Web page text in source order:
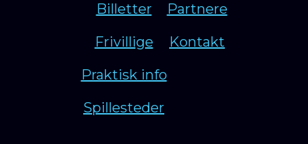
Billetter
Frivillige
Praktisk info
Spillesteder
Partnere
Kontakt